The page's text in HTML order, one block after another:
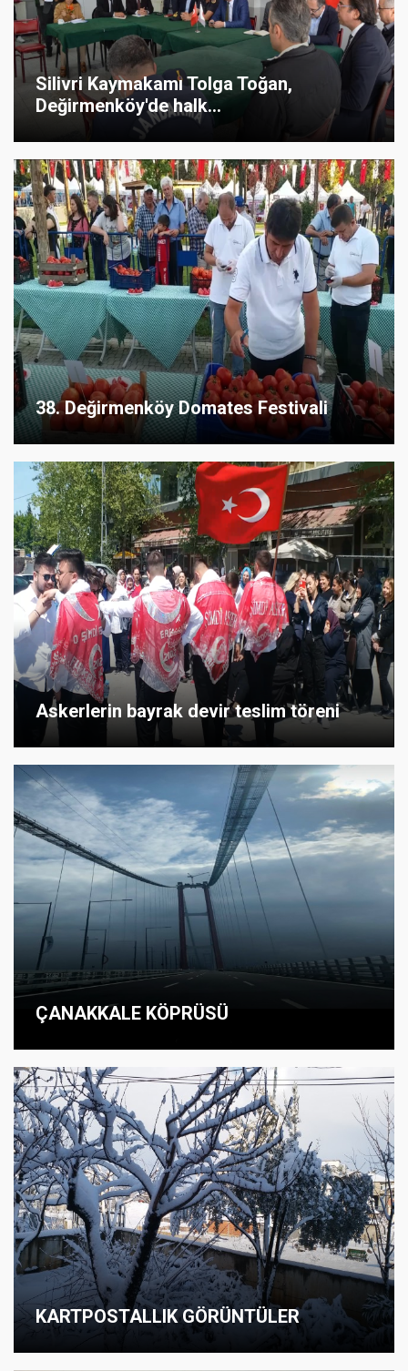
Silivri Kaymakamı Tolga Toğan,
Değirmenköy'de halk...
38. Değirmenköy Domates Festivali
Askerlerin bayrak devir teslim töreni
ÇANAKKALE KÖPRÜSÜ
KARTPOSTALLIK GÖRÜNTÜLER